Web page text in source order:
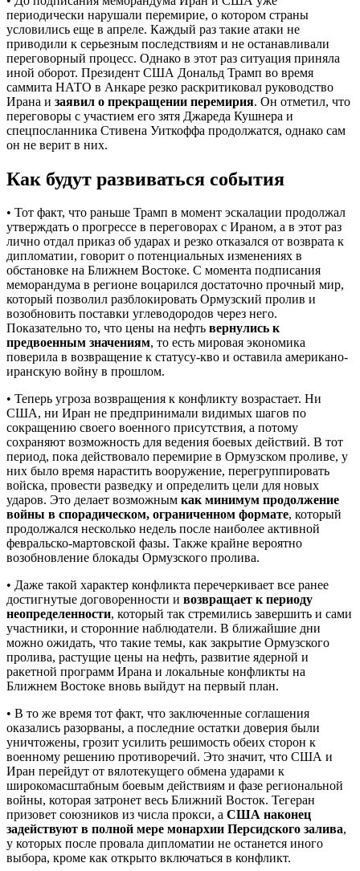
периодически нарушали перемирие, о котором страны
условились еще в апреле. Каждый раз такие атаки не
приводили к серьезным последствиям и не останавливали
переговорный процесс. Однако в этот раз ситуация приняла
иной оборот. Президент США Дональд Трамп во время
саммита НАТО в Анкаре резко раскритиковал руководство
Ирана и заявил о прекращении перемирия. Он отметил, что
переговоры с участием его зятя Джареда Кушнера и
спецпосланника Стивена Уиткоффа продолжатся, однако сам
он не верит в них.
Как будут развиваться события
• Тот факт, что раньше Трамп в момент эскалации продолжал
утверждать о прогрессе в переговорах с Ираном, а в этот раз
лично отдал приказ об ударах и резко отказался от возврата к
дипломатии, говорит о потенциальных изменениях в
обстановке на Ближнем Востоке. С момента подписания
меморандума в регионе воцарился достаточно прочный мир,
который позволил разблокировать Ормузский пролив и
возобновить поставки углеводородов через него.
Показательно то, что цены на нефть вернулись к
предвоенным значениям, то есть мировая экономика
поверила в возвращение к статусу-кво и оставила американо-
иранскую войну в прошлом.
• Теперь угроза возвращения к конфликту возрастает. Ни
США, ни Иран не предпринимали видимых шагов по
сокращению своего военного присутствия, а потому
сохраняют возможность для ведения боевых действий. В тот
период, пока действовало перемирие в Ормузском проливе, у
них было время нарастить вооружение, перегруппировать
войска, провести разведку и определить цели для новых
ударов. Это делает возможным как минимум продолжение
войны в спорадическом, ограниченном формате, который
продолжался несколько недель после наиболее активной
февральско-мартовской фазы. Также крайне вероятно
возобновление блокады Ормузского пролива.
• Даже такой характер конфликта перечеркивает все ранее
достигнутые договоренности и возвращает к периоду
неопределенности, который так стремились завершить и сами
участники, и сторонние наблюдатели. В ближайшие дни
можно ожидать, что такие темы, как закрытие Ормузского
пролива, растущие цены на нефть, развитие ядерной и
ракетной программ Ирана и локальные конфликты на
Ближнем Востоке вновь выйдут на первый план.
• В то же время тот факт, что заключенные соглашения
оказались разорваны, а последние остатки доверия были
уничтожены, грозит усилить решимость обеих сторон к
военному решению противоречий. Это значит, что США и
Иран перейдут от вялотекущего обмена ударами к
широкомасштабным боевым действиям и фазе региональной
войны, которая затронет весь Ближний Восток. Тегеран
призовет союзников из числа прокси, а США наконец
задействуют в полной мере монархии Персидского залива,
у которых после провала дипломатии не останется иного
выбора, кроме как открыто включаться в конфликт.